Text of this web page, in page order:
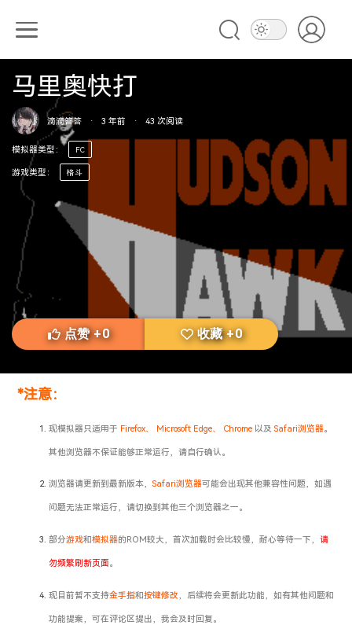
马里奥快打
滴滴答答 · 3 年前 · 43 次阅读
模拟器类型 ： FC
游戏类型 ： 格斗
点赞+0 收藏+0
*注意：
现模拟器只适用于 Firefox、 Microsoft Edge、 Chrome 以及Safari浏览器。
其他浏览器不保证能够正常运行，请自行确认。
浏览器请更新到最新版本，Safari浏览器可能会出现其他兼容性问题，如遇
问题无法正常运行，请切换到其他三个浏览器之一。
部分游戏和模拟器的ROM较大，首次加载时会比较慢，耐心等待一下，请
勿频繁刷新页面。
现目前暂不支持金手指和按键修改 ，后续将会更新此功能，如有其他问题和
功能提案，可在评论区提出，我会及时回复。